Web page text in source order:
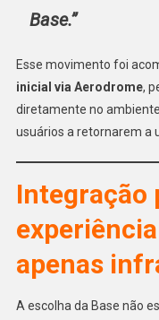
Base.”
Esse movimento foi
inicial via Aerodrome,
diretamente no
usuários a retornarem a
Integração
apenas
A escolha da Base não